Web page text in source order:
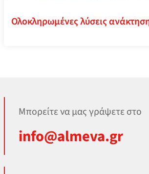
Ολοκληρωμένες λύσεις
Μπορείτε να μας γράψετε στο
info@almeva.gr